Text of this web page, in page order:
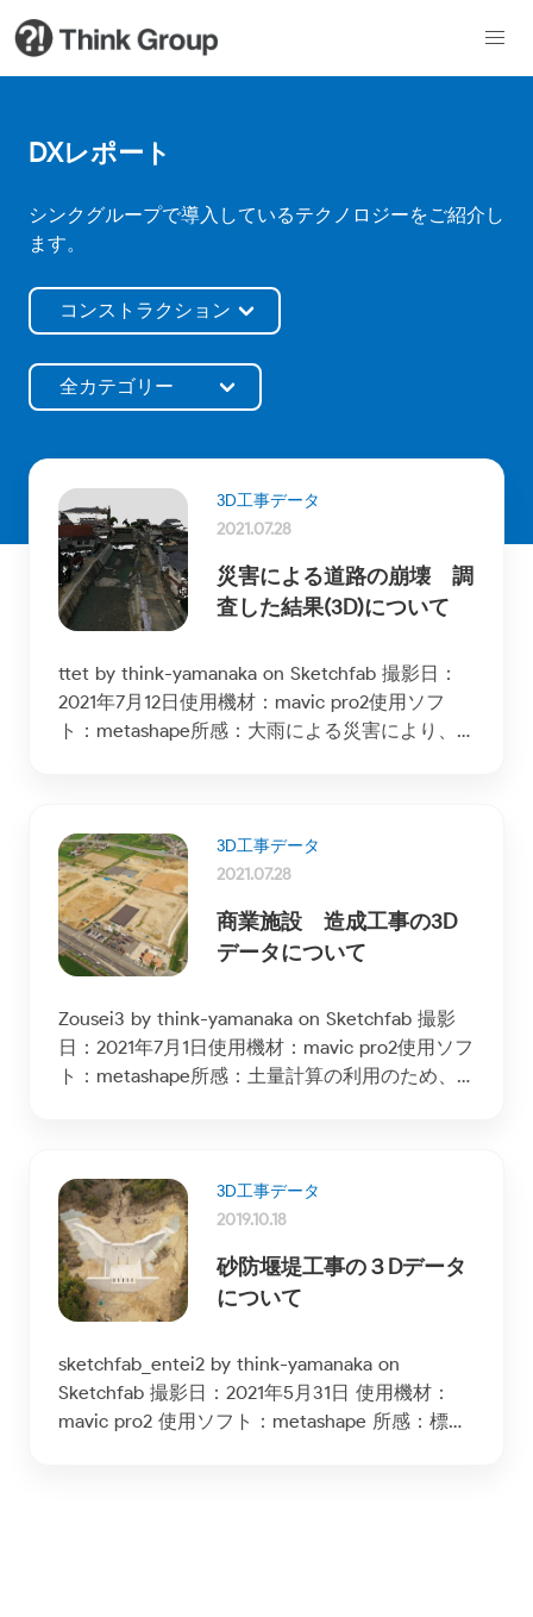
DXレポート
シンクグループで導入しているテクノロジーをご紹介し
ます。
3D工事データ
2021.07.28
災害による道路の崩壊 調
査した結果(3D)について
ttet by think-yamanaka on Sketchfab 撮影日：
2021年7月12日使用機材：mavic pro2使用ソフ
ト：metashape所感：大雨による災害により、
3D工事データ
2021.07.28
商業施設 造成工事の3D
データについて
Zousei3 by think-yamanaka on Sketchfab 撮影
日：2021年7月1日使用機材：mavic pro2使用ソフ
ト：metashape所感：土量計算の利用のため、
3D工事データ
2019.10.18
砂防堰堤工事の３Dデータ
について
sketchfab_entei2 by think-yamanaka on
Sketchfab 撮影日：2021年5月31日 使用機材：
mavic pro2 使用ソフト：metashape 所感：標定